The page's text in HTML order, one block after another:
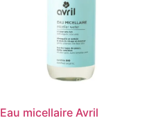
Eau micellaire Avril